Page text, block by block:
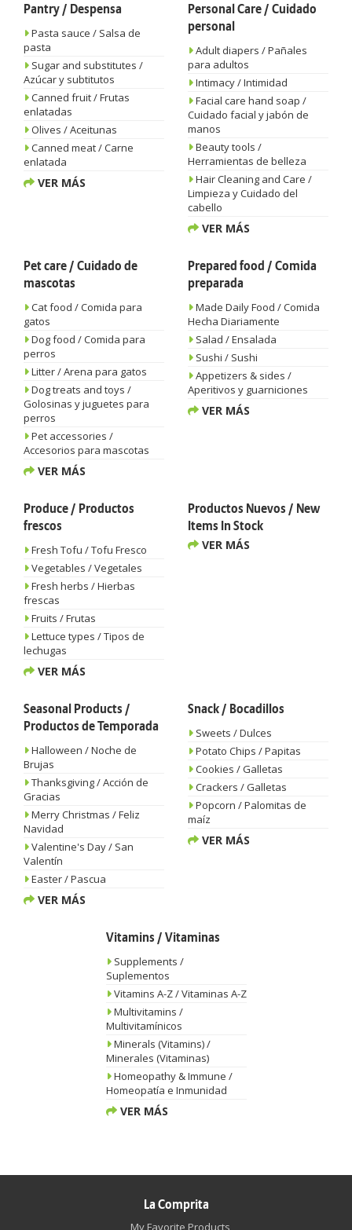
Pantry / Despensa
Pasta sauce / Salsa de
pasta
Sugar and substitutes /
Azúcar y subtitutos
Canned fruit / Frutas
enlatadas
Olives / Aceitunas
Canned meat / Carne
enlatada
VER MÁS
Personal Care / Cuidado
personal
Adult diapers / Pañales
para adultos
Intimacy / Intimidad
Facial care hand soap /
Cuidado facial y jabón de
manos
Beauty tools /
Herramientas de belleza
Hair Cleaning and Care /
Limpieza y Cuidado del
cabello
VER MÁS
Pet care / Cuidado de
mascotas
Cat food / Comida para
gatos
Dog food / Comida para
perros
Litter / Arena para gatos
Dog treats and toys /
Golosinas y juguetes para
perros
Pet accessories /
Accesorios para mascotas
VER MÁS
Prepared food / Comida
preparada
Made Daily Food / Comida
Hecha Diariamente
Salad / Ensalada
Sushi / Sushi
Appetizers & sides /
Aperitivos y guarniciones
VER MÁS
Produce / Productos
frescos
Fresh Tofu / Tofu Fresco
Vegetables / Vegetales
Fresh herbs / Hierbas
frescas
Fruits / Frutas
Lettuce types / Tipos de
lechugas
VER MÁS
Productos Nuevos / New
Items In Stock
VER MÁS
Seasonal Products /
Productos de Temporada
Halloween / Noche de
Brujas
Thanksgiving / Acción de
Gracias
Merry Christmas / Feliz
Navidad
Valentine's Day / San
Valentín
Easter / Pascua
VER MÁS
Snack / Bocadillos
Sweets / Dulces
Potato Chips / Papitas
Cookies / Galletas
Crackers / Galletas
Popcorn / Palomitas de
maíz
VER MÁS
Vitamins / Vitaminas
Supplements /
Suplementos
Vitamins A-Z / Vitaminas A-Z
Multivitamins /
Multivitamínicos
Minerals (Vitamins) /
Minerales (Vitaminas)
Homeopathy & Immune /
Homeopatía e Inmunidad
VER MÁS
La Comprita
My Favorite Products